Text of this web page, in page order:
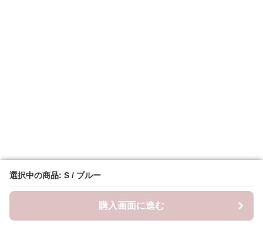
選択中の商品: S / ブルー
購入画面に進む
選択中の商品: S / ブルー
購入画面に進む